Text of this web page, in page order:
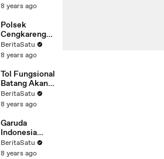
Muda di IFF
8 years ago
Polsek
Cengkareng
Gerebek
Rumah
Miras
BeritaSatu
8 years ago
Tol Fungsional
Batang Akan
Dibuka Satu
Lajur
BeritaSatu
8 years ago
Garuda
Indonesia
Minta Maaf
Terkait
BeritaSatu
8 years ago